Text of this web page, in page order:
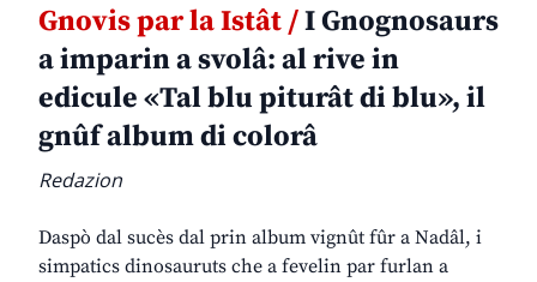
Gnovis par la Istât /I Gnognosaurs
a imparin a svolâ: al rive in
edicule «Tal blu piturât di blu», il
gnûf album di colorâ
Redazion
Daspò dal sucès dal prin album vignût fûr a Nadâl, i
simpatics dinosauruts che a fevelin par furlan a